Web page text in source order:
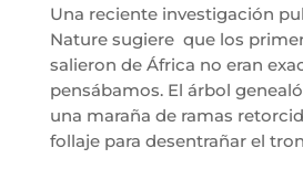
Una reciente investigación
Nature sugiere que los
salieron de África no eran
pensábamos. El árbol
una maraña de ramas
follaje para desentrañar el